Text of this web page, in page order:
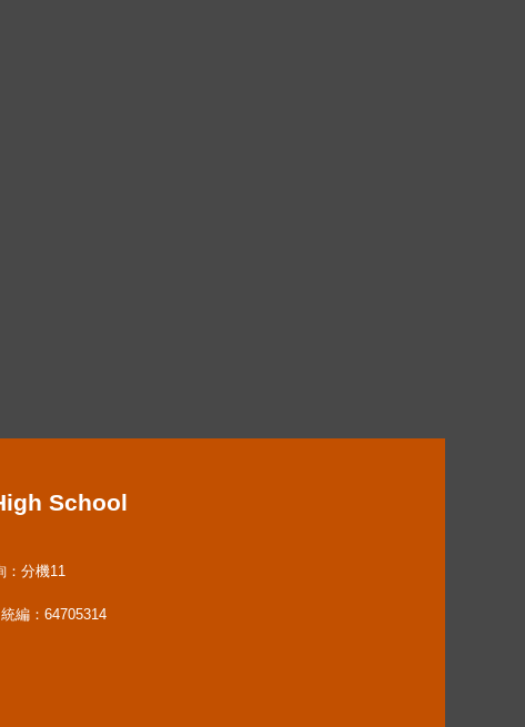
School
：分機11
統編：64705314